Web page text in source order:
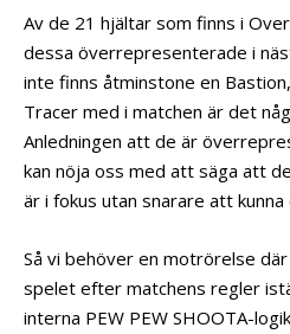
Av de 21 hjältar som finns i
dessa överrepresenterade i
inte finns åtminstone en
Tracer med i matchen är det
Anledningen att de är
kan nöja oss med att säga att
är i fokus utan snarare att kunna
Så vi behöver en motrörelse
spelet efter matchens regler
interna PEW PEW SHOOTA-